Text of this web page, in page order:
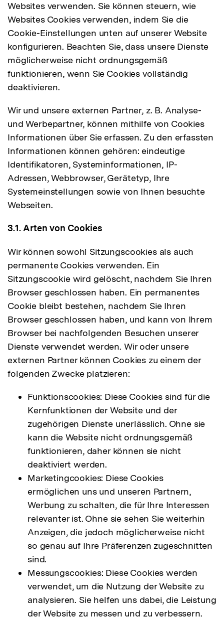
Websites verwenden. Sie können steuern, wie
Websites Cookies verwenden, indem Sie die
Cookie-Einstellungen unten auf unserer Website
konfigurieren. Beachten Sie, dass unsere Dienste
möglicherweise nicht ordnungsgemäß
funktionieren, wenn Sie Cookies vollständig
deaktivieren.
Wir und unsere externen Partner, z. B. Analyse-
und Werbepartner, können mithilfe von Cookies
Informationen über Sie erfassen. Zu den erfassten
Informationen können gehören: eindeutige
Identifikatoren, Systeminformationen, IP-
Adressen, Webbrowser, Gerätetyp, Ihre
Systemeinstellungen sowie von Ihnen besuchte
Webseiten.
3.1. Arten von Cookies
Wir können sowohl Sitzungscookies als auch
permanente Cookies verwenden. Ein
Sitzungscookie wird gelöscht, nachdem Sie Ihren
Browser geschlossen haben. Ein permanentes
Cookie bleibt bestehen, nachdem Sie Ihren
Browser geschlossen haben, und kann von Ihrem
Browser bei nachfolgenden Besuchen unserer
Dienste verwendet werden. Wir oder unsere
externen Partner können Cookies zu einem der
folgenden Zwecke platzieren:
Funktionscookies: Diese Cookies sind für die
Kernfunktionen der Website und der
zugehörigen Dienste unerlässlich. Ohne sie
kann die Website nicht ordnungsgemäß
funktionieren, daher können sie nicht
deaktiviert werden.
Marketingcookies: Diese Cookies
ermöglichen uns und unseren Partnern,
Werbung zu schalten, die für Ihre Interessen
relevanter ist. Ohne sie sehen Sie weiterhin
Anzeigen, die jedoch möglicherweise nicht
so genau auf Ihre Präferenzen zugeschnitten
sind.
Messungscookies: Diese Cookies werden
verwendet, um die Nutzung der Website zu
analysieren. Sie helfen uns dabei, die Leistung
der Website zu messen und zu verbessern.